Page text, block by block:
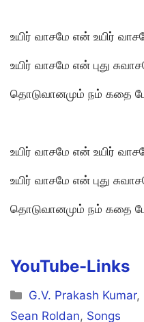
உயிர் வாசமே என் உயிர்
உயிர் வாசமே என் புது
தொடுவானமும் நம் கதை
உயிர் வாசமே என் உயிர்
உயிர் வாசமே என் புது
தொடுவானமும் நம் கதை
YouTube-Links
Categories
G.V. Prakash Kumar,
Sean Roldan, Songs